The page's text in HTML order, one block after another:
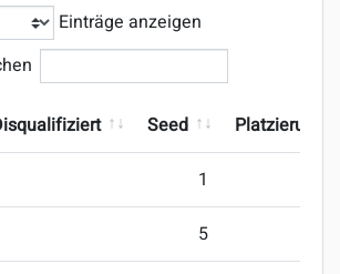
Einträge anzeigen
Seed Platzierung
1
5